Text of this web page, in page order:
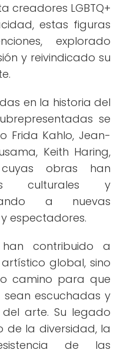
creadores LGBTQ+
estas figuras
explorado
y reivindicado su
en la historia del
se
Frida Kahlo, Jean-
Keith Haring,
obras han
culturales y
a nuevas
espectadores.
contribuido a
global, sino
camino para que
escuchadas y
arte. Su legado
de la diversidad, la
de las